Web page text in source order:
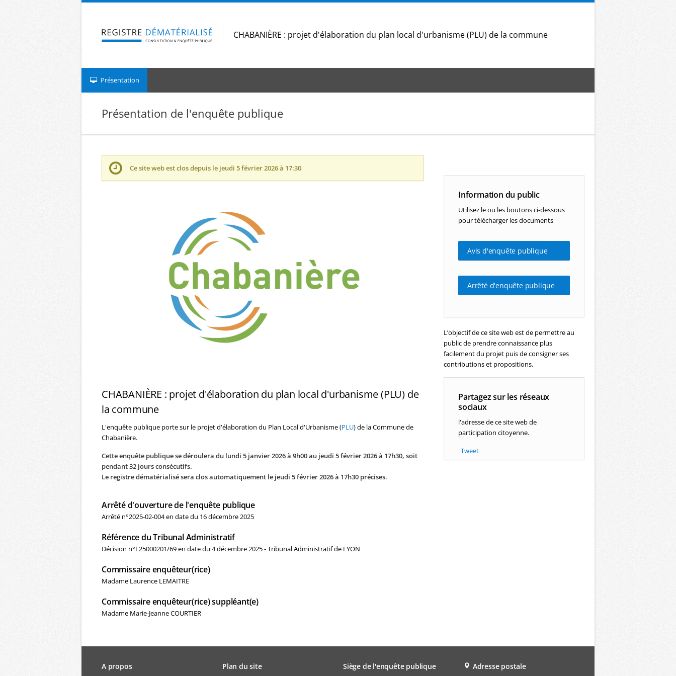
Aller au contenu
CHABANIÈRE : projet d'élaboration du plan local d'urbanisme (PLU) de la commune
Présentation
Présentation de l'enquête publique
Ce site web est clos depuis le jeudi 5 février 2026 à 17:30
CHABANIÈRE : projet d'élaboration du plan local d'urbanisme (PLU) de
la commune
L'enquête publique porte sur le projet d'élaboration du Plan Local d'Urbanisme (PLU) de la Commune de
Chabanière.
Cette enquête publique se déroulera du lundi 5 janvier 2026 à 9h00 au jeudi 5 février 2026 à 17h30, soit
pendant 32 jours consécutifs.
Le registre dématérialisé sera clos automatiquement le jeudi 5 février 2026 à 17h30 précises.
Arrêté d'ouverture de l'enquête publique
Arrêté n°2025-02-004 en date du 16 décembre 2025
Référence du Tribunal Administratif
Décision n°E25000201/69 en date du 4 décembre 2025 - Tribunal Administratif de LYON
Commissaire enquêteur(rice)
Madame Laurence LEMAITRE
Commissaire enquêteur(rice) suppléant(e)
Madame Marie-Jeanne COURTIER
Information du public
Utilisez le ou les boutons ci-dessous
pour télécharger les documents
Avis d'enquête publique
Arrêté d'enquête publique
L’objectif de ce site web est de permettre au
public de prendre connaissance plus
facilement du projet puis de consigner ses
contributions et propositions.
Partagez sur les réseaux
sociaux
l'adresse de ce site web de
participation citoyenne.
Tweet
A propos Plan du site Siège de l'enquête publique Adresse postale